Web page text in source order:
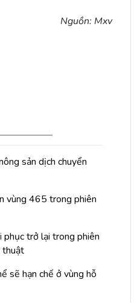
Nguồn: Mxv
sản dịch chuyển
vùng 465 trong phiên
phục trở lại trong phiên
thuật
sẽ hạn chế ở vùng hỗ